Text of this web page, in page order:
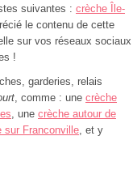
suivantes : crèche Île-
le contenu de cette
sur vos réseaux sociaux
!
garderies, relais
, comme : une crèche
, une crèche autour de
sur Franconville, et y